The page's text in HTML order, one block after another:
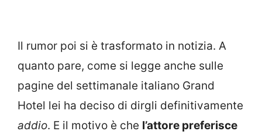
Il rumor poi si è trasformato in notizia. A
quanto pare, come si legge anche sulle
pagine del settimanale italiano Grand
Hotel lei ha deciso di dirgli definitivamente
addio. E il motivo è che l’attore preferisce